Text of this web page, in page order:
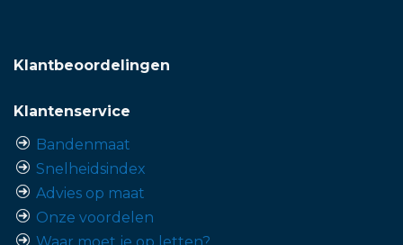
Klantbeoordelingen
Klantenservice
Bandenmaat
Snelheidsindex
Advies op maat
Onze voordelen